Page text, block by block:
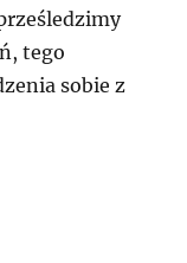
tego
sobie z